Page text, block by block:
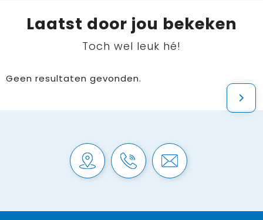
Laatst door jou bekeken
Toch wel leuk hé!
Geen resultaten gevonden.